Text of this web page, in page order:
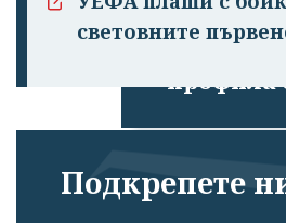
профила
световните
Подкрепете